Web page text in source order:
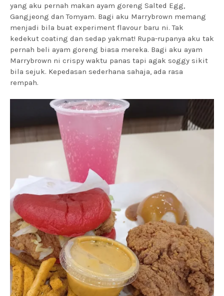
yang aku pernah makan ayam goreng Salted Egg,
Gangjeong dan Tomyam. Bagi aku Marrybrown memang
menjadi bila buat experiment flavour baru ni. Tak
kedekut coating dan sedap yakmat! Rupa-rupanya aku tak
pernah beli ayam goreng biasa mereka. Bagi aku ayam
Marrybrown ni crispy waktu panas tapi agak soggy sikit
bila sejuk. Kepedasan sederhana sahaja, ada rasa
rempah.